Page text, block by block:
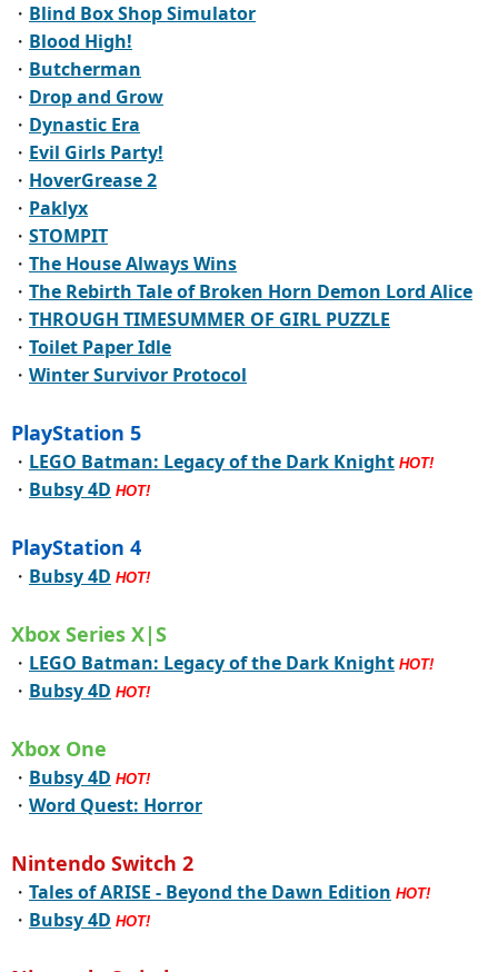
・ Blind Box Shop Simulator
・ Blood High!
・ Butcherman
・ Drop and Grow
・ Dynastic Era
・ Evil Girls Party!
・ HoverGrease 2
・ Paklyx
・ STOMPIT
・ The House Always Wins
・ The Rebirth Tale of Broken Horn Demon Lord Alice
・ THROUGH TIMESUMMER OF GIRL PUZZLE
・ Toilet Paper Idle
・ Winter Survivor Protocol
PlayStation 5
・ LEGO Batman: Legacy of the Dark Knight HOT!
・ Bubsy 4D HOT!
PlayStation 4
・ Bubsy 4D HOT!
Xbox Series X|S
・ LEGO Batman: Legacy of the Dark Knight HOT!
・ Bubsy 4D HOT!
Xbox One
・ Bubsy 4D HOT!
・ Word Quest: Horror
Nintendo Switch 2
・ Tales of ARISE - Beyond the Dawn Edition HOT!
・ Bubsy 4D HOT!